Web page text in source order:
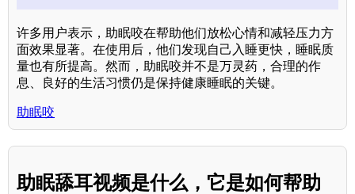
许多用户表示，助眠咬在帮助他们放松心情和减轻压力方
面效果显著。在使用后，他们发现自己入睡更快，睡眠质
量也有所提高。然而，助眠咬并不是万灵药，合理的作
息、良好的生活习惯仍是保持健康睡眠的关键。
助眠咬
助眠舔耳视频是什么，它是如何帮助